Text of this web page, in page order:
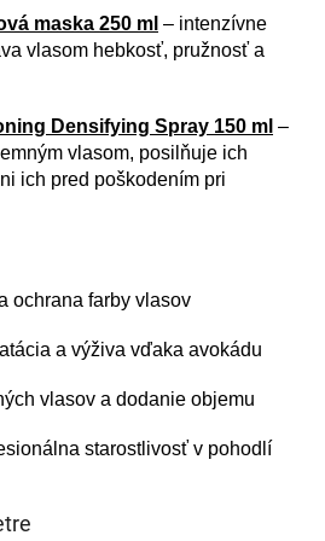
maska 250 ml – intenzívne
vlasom hebkosť, pružnosť a
Densifying Spray 150 ml –
vlasom, posilňuje ich
ich pred poškodením pri
ochrana farby vlasov
a výživa vďaka avokádu
vlasov a dodanie objemu
starostlivosť v pohodlí